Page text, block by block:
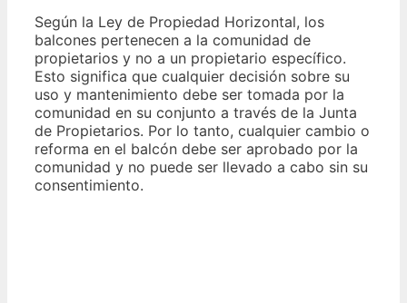
Según la Ley de Propiedad Horizontal, los
balcones pertenecen a la comunidad de
propietarios y no a un propietario específico.
Esto significa que cualquier decisión sobre su
uso y mantenimiento debe ser tomada por la
comunidad en su conjunto a través de la Junta
de Propietarios. Por lo tanto, cualquier cambio o
reforma en el balcón debe ser aprobado por la
comunidad y no puede ser llevado a cabo sin su
consentimiento.